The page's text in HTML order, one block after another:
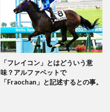
「フレイコン」とはどういう意
味？アルファベットで
「Fraochan」と記述するとの事。